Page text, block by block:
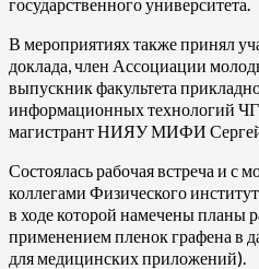
В мероприятиях также принял
доклада, член Ассоциации
выпускник факультета
информационных технологий
магистрант НИЯУ МИФИ Сергей
Состоялась рабочая встреча и с
коллегами Физического
в ходе которой намечены планы
применением пленок графена в
для медицинских приложений).